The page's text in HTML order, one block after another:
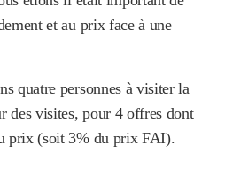
et au prix face à une
quatre personnes à visiter la
des visites, pour 4 offres dont
prix (soit 3% du prix FAI).